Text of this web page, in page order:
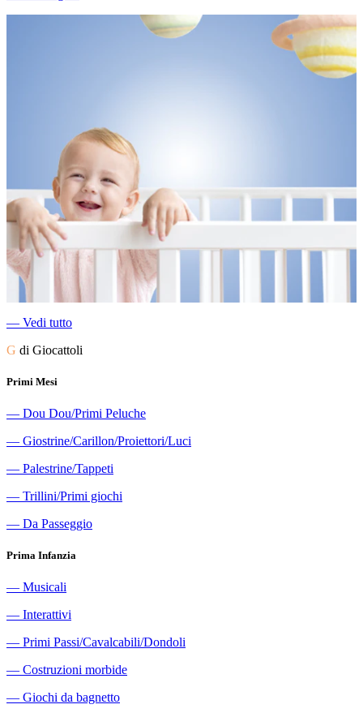
― Vedi tutto
G di Giocattoli
Primi Mesi
― Dou Dou/Primi Peluche
― Giostrine/Carillon/Proiettori/Luci
― Palestrine/Tappeti
― Trillini/Primi giochi
― Da Passeggio
Prima Infanzia
― Musicali
― Interattivi
― Primi Passi/Cavalcabili/Dondoli
― Costruzioni morbide
― Giochi da bagnetto